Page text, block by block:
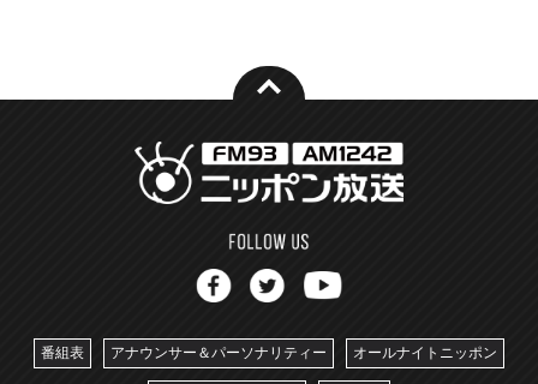
番組表 アナウンサー＆パーソナリティー オールナイトニッポン